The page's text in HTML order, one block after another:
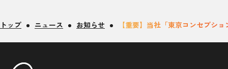
トップ ニュース お知らせ 【重要】当社「東京コンセプシ